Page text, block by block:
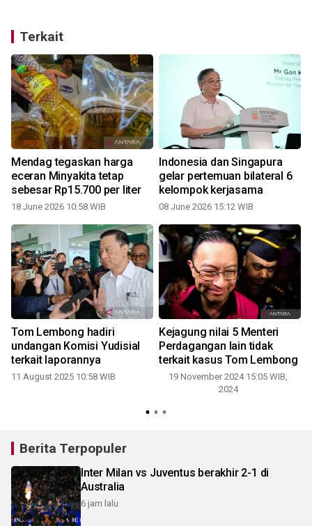
Terkait
Mendag tegaskan harga
eceran Minyakita tetap
sebesar Rp15.700 per liter
18 June 2026 10:58 WIB
Indonesia dan Singapura
gelar pertemuan bilateral 6
kelompok kerjasama
08 June 2026 15:12 WIB
Tom Lembong hadiri
undangan Komisi Yudisial
terkait laporannya
11 August 2025 10:58 WIB
Kejagung nilai 5 Menteri
Perdagangan lain tidak
terkait kasus Tom Lembong
19 November 2024 15:05 WIB,
2024
Berita Terpopuler
Inter Milan vs Juventus berakhir 2-1 di
Australia
6 jam lalu